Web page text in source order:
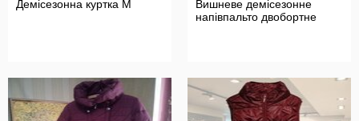
Демісезонна куртка М
Вишневе демісезонне
напівпальто двобортне